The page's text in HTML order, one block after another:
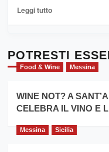
Sicilia
l’
evento
per
la
filiera
grano
Leggi tuttoLeggi
Cronoscalata
Giarre
Montesalice
per
il
anno
POTRESTI
Food & Wine Messina
WINE NOT? A
CELEBRA IL VINO E
Messina Sicilia